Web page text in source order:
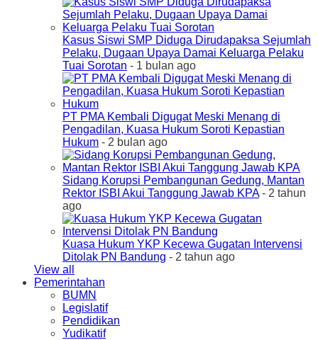
Kasus Siswi SMP Diduga Dirudapaksa Sejumlah
Pelaku, Dugaan Upaya Damai Keluarga Pelaku
Tuai Sorotan - 1 bulan ago
PT PMA Kembali Digugat Meski Menang di
Pengadilan, Kuasa Hukum Soroti Kepastian
Hukum - 2 bulan ago
Sidang Korupsi Pembangunan Gedung, Mantan
Rektor ISBI Akui Tanggung Jawab KPA- 2 tahun
ago
Kuasa Hukum YKP Kecewa Gugatan Intervensi
Ditolak PN Bandung - 2 tahun ago
View all
Pemerintahan
BUMN
Legislatif
Pendidikan
Yudikatif